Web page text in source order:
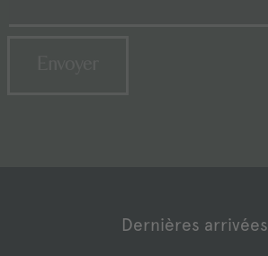
Dernières arrivées